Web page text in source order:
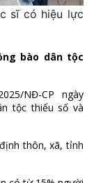
sĩ có hiệu lực
bào dân tộc
NĐ-CP ngày
tộc thiểu số và
thôn, xã, tỉnh